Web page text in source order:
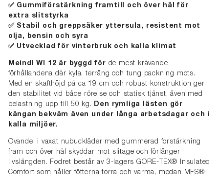
✅ Gummiförstärkning framtill och över häl för
extra slitstyrka
✅ Stabil och greppsäker yttersula, resistent mot
olja, bensin och syra
✅ Utvecklad för vinterbruk och kalla klimat
Meindl WI 12 är byggd för de mest krävande
förhållandena där kyla, terräng och tung packning möts.
Med en skafthöjd på ca 19 cm och robust konstruktion ger
den stabilitet vid både rörelse och statisk tjänst, även med
belastning upp till 50 kg. Den rymliga lästen gör
kängan bekväm även under långa arbetsdagar och i
kalla miljöer.
Ovandel i vaxat nubuckläder med gummerad förstärkning
fram och över häl skyddar mot slitage och förlänger
livslängden. Fodret består av 3-lagers GORE-TEX® Insulated
Comfort som håller fötterna torra och varma, medan MFS®-